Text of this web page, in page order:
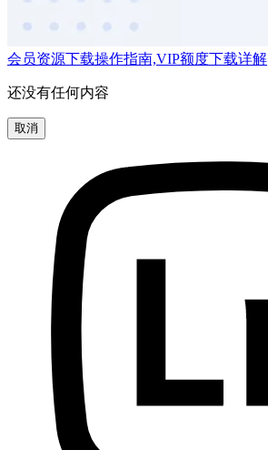
会员资源下载操作指南,VIP额度下载详解
还没有任何内容
取消